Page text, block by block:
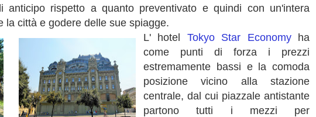
anticipo rispetto a quanto preventivato e quindi con un'intera
la città e godere delle sue spiagge.
L' hotel Tokyo Star Economyha
come punti di forza i prezzi
estremamente bassi e la comoda
posizione vicino alla stazione
centrale, dal cui piazzale antistante
partono tutti i mezzi per